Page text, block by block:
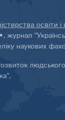
освіти і
, журнал
наукових
людського